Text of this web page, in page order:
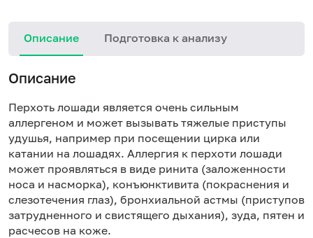
Описание Подготовка к анализу
Описание
Перхоть лошади является очень сильным
аллергеном и может вызывать тяжелые приступы
удушья, например при посещении цирка или
катании на лошадях. Аллергия к перхоти лошади
может проявляться в виде ринита (заложенности
носа и насморка), конъюнктивита (покраснения и
слезотечения глаз), бронхиальной астмы (приступов
затрудненного и свистящего дыхания), зуда, пятен и
расчесов на коже.